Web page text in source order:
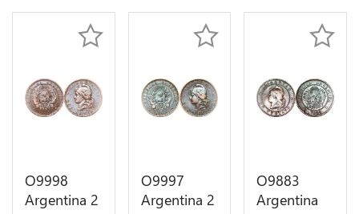
O9998
Argentina 2
O9997
Argentina 2
O9883
Argentina